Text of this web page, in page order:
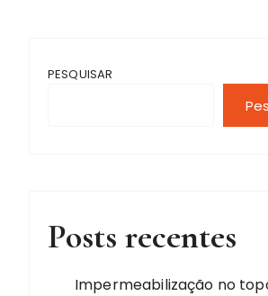
PESQUISAR
Posts recentes
Impermeabilização no